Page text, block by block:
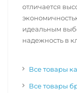
отличается
идеальным
надежность в
Все товары
Все товары